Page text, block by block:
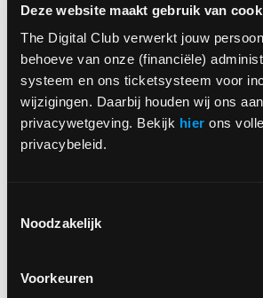
Deze website maakt gebruik van
The Digital Club verwerkt jouw
behoeve van onze (financiële)
systeem en ons ticketsysteem voor
wijzigingen. Daarbij houden wij ons
privacywetgeving. Bekijk hier ons
privacybeleid.
Noodzakelijk
Voorkeuren
testen
Lange
moeten